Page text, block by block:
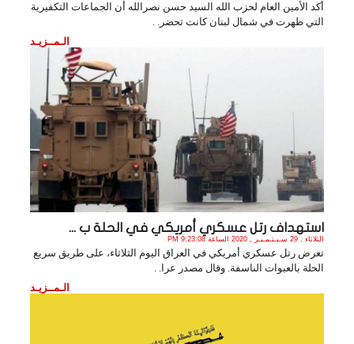
أكد الأمين العام لحزب الله السيد حسن نصرالله أن الجماعات التكفيرية
التي ظهرت في شمال لبنان كانت تحضر. .
الـمــزيـد
استهداف رتل عسكري أمريكي في الحلة ب ...
الثلاثاء , 29 سـبـتـمـبـر , 2020 الساعة 9:23:08 PM
تعرض رتل عسكري أمريكي في العراق اليوم الثلاثاء، على طريق سريع
الحلة بالعبوات الناسفة. وقال مصدر عرا. .
الـمــزيـد